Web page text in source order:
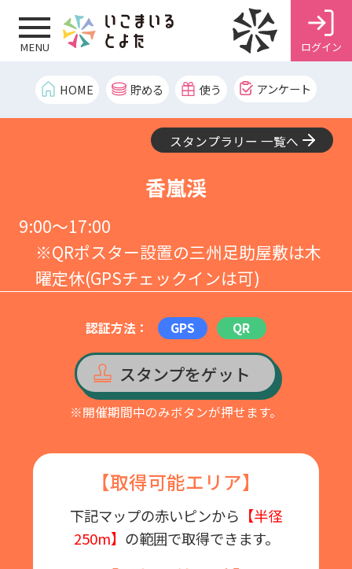
MENU ログイン
HOME 貯める 使う アンケート
スタンプラリー 一覧へ
香嵐渓
9:00～17:00
※QRポスター設置の三州足助屋敷は木
曜定休(GPSチェックインは可)
認証方法： GPS QR
スタンプをゲット
※開催期間中のみボタンが押せます。
【取得可能エリア】
下記マップの赤いピンから 【半径
250m】 の範囲で取得できます。